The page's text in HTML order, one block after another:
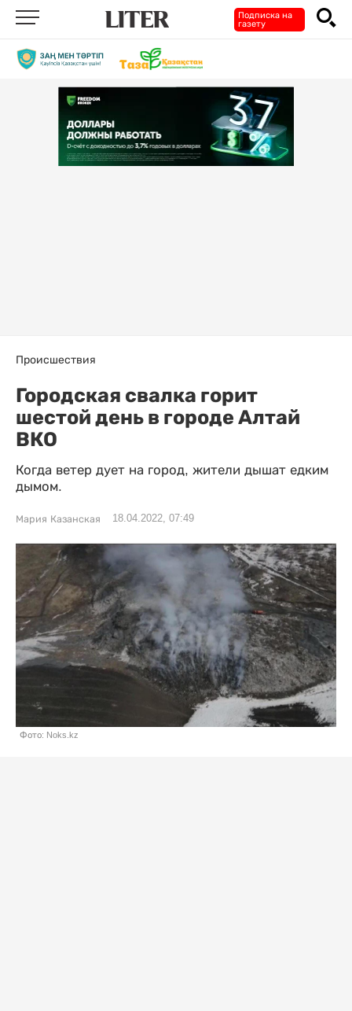
Подписка на
газету
Происшествия
Городская свалка горит
шестой день в городе Алтай
ВКО
Когда ветер дует на город, жители дышат едким
дымом.
Мария Казанская 18.04.2022, 07:49
Фото: Noks.kz